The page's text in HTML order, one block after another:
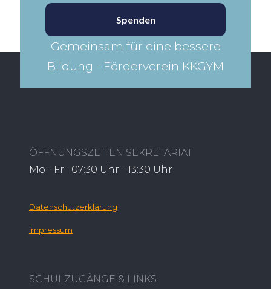
Spenden
Gemeinsam für eine bessere
Bildung - Förderverein KKGYM​
ÖFFNUNGSZEITEN SEKRETARIAT
Mo - Fr 07:30 Uhr - 13:30 Uhr
Datenschutzerklärung
Impressum
SCHULZUGÄNGE & LINKS